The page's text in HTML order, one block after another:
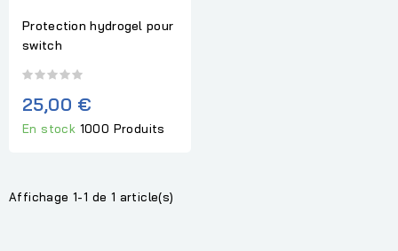
Protection hydrogel pour
switch
25,00 €
En stock 1000 Produits
Affichage 1-1 de 1 article(s)